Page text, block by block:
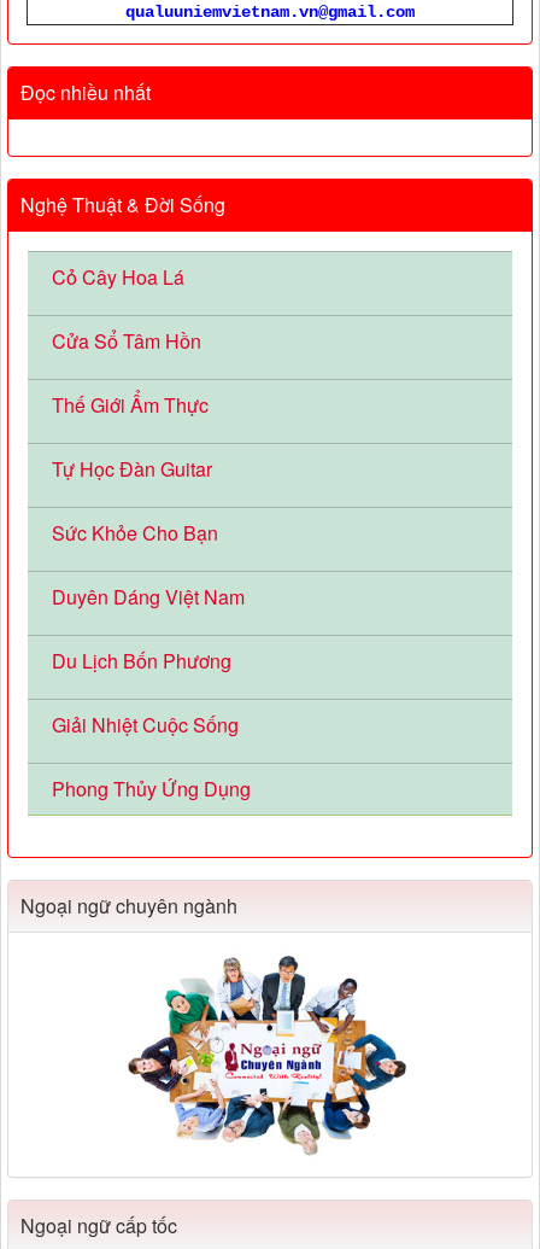
qualuuniemvietnam.vn@gmail.com
Đọc nhiều nhất
Nghệ Thuật & Đời Sống
Cỏ Cây Hoa Lá
Cửa Sổ Tâm Hồn
Thế Giới Ẩm Thực
Tự Học Đàn Guitar
Sức Khỏe Cho Bạn
Duyên Dáng Việt Nam
Du Lịch Bốn Phương
Giải Nhiệt Cuộc Sống
Phong Thủy Ứng Dụng
Ngoại ngữ chuyên ngành
Ngoại ngữ cấp tốc